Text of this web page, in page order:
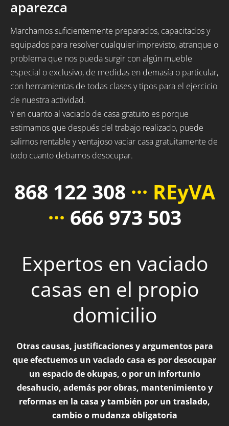
aparezca
Marchamos suficientemente preparados, capacitados y
equipados para resolver cualquier imprevisto, atranque o
problema que nos pueda surgir con algún mueble
especial o exclusivo, de medidas en demasía o particular,
con herramientas de todas clases y tipos para el ejercicio
de nuestra actividad.
Y en cuanto al vaciado de casa gratuito es porque
estimamos que después del trabajo realizado, puede
salirnos rentable y ventajoso vaciar casa gratuitamente de
todo cuanto debamos desocupar.
868 122 308 ··· REyVA
··· 666 973 503
Expertos en vaciado
casas en el propio
domicilio
Otras causas, justificaciones y argumentos para
que efectuemos un vaciado casa es por desocupar
un espacio de okupas, o por un infortunio
desahucio, además por obras, mantenimiento y
reformas en la casa y también por un traslado,
cambio o mudanza obligatoria